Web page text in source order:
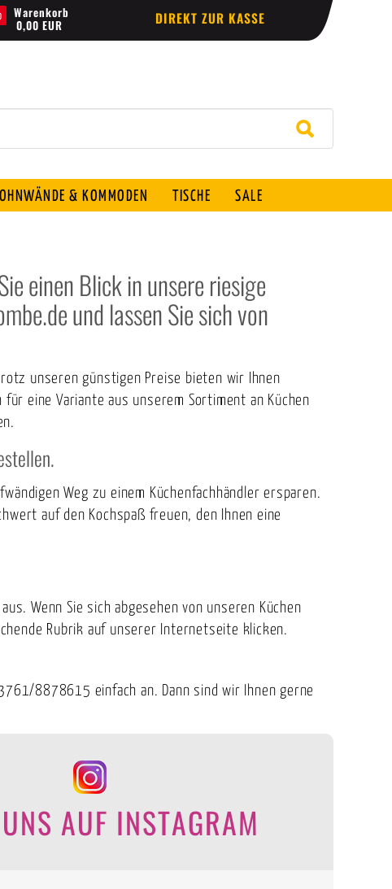
Warenkorb
0,00 EUR
DIREKT ZUR KASSE
& KOMMODEN TISCHE SALE
einen Blick in unsere riesige
und lassen Sie sich von
unseren günstigen Preise bieten wir Ihnen
eine Variante aus unserem Sortiment an Küchen
Weg zu einem Küchenfachhändler ersparen.
auf den Kochspaß freuen, den Ihnen eine
Wenn Sie sich abgesehen von unseren Küchen
Rubrik auf unserer Internetseite klicken.
8878615 einfach an. Dann sind wir Ihnen gerne
AUF INSTAGRAM